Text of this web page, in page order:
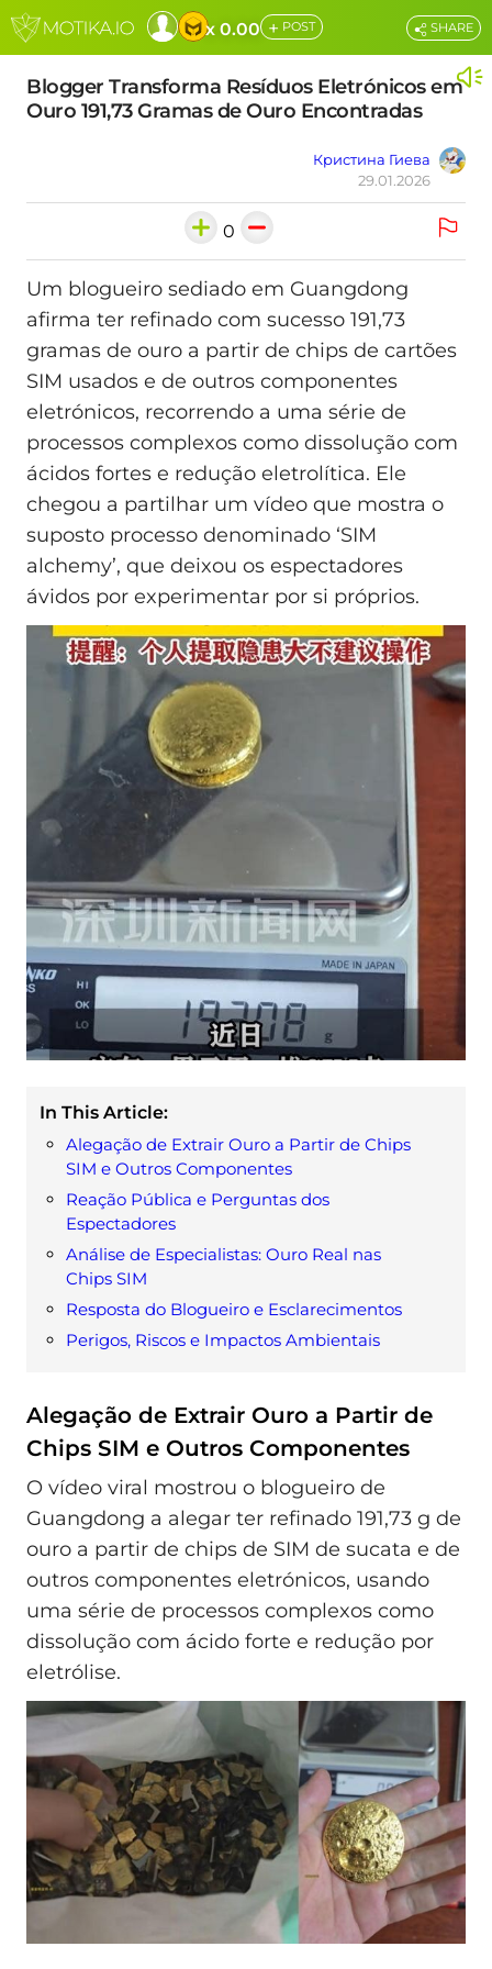
x 0.00 + POST
Blogger Transforma Resíduos Eletrónicos em
Ouro 191,73 Gramas de Ouro Encontradas
Кристина Гиева
29.01.2026
SHARE
0
Um blogueiro sediado em Guangdong
afirma ter refinado com sucesso 191,73
gramas de ouro a partir de chips de cartões
SIM usados e de outros componentes
eletrónicos, recorrendo a uma série de
processos complexos como dissolução com
ácidos fortes e redução eletrolítica. Ele
chegou a partilhar um vídeo que mostra o
suposto processo denominado ‘SIM
alchemy’, que deixou os espectadores
ávidos por experimentar por si próprios.
In This Article:
Alegação de Extrair Ouro a Partir de Chips
SIM e Outros Componentes
Reação Pública e Perguntas dos
Espectadores
Análise de Especialistas: Ouro Real nas
Chips SIM
Resposta do Blogueiro e Esclarecimentos
Perigos, Riscos e Impactos Ambientais
Alegação de Extrair Ouro a Partir de
Chips SIM e Outros Componentes
O vídeo viral mostrou o blogueiro de
Guangdong a alegar ter refinado 191,73 g de
ouro a partir de chips de SIM de sucata e de
outros componentes eletrónicos, usando
uma série de processos complexos como
dissolução com ácido forte e redução por
eletrólise.